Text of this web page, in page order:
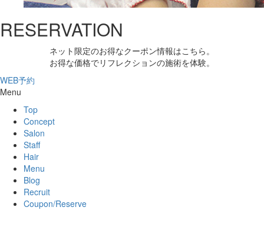
RESERVATION
ネット限定のお得なクーポン情報はこちら。
お得な価格でリフレクションの施術を体験。
WEB予約
Menu
Top
Concept
Salon
Staff
Hair
Menu
Blog
Recruit
Coupon/Reserve